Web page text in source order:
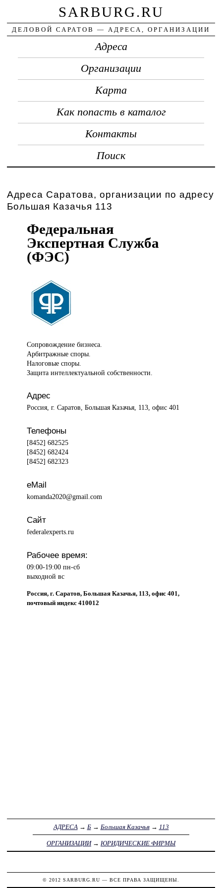
SARBURG.RU
ДЕЛОВОЙ САРАТОВ — АДРЕСА, ОРГАНИЗАЦИИ
Адреса
Организации
Карта
Как попасть в каталог
Контакты
Поиск
Адреса Саратова, организации по адресу
Большая Казачья 113
Федеральная
Экспертная Служба
(ФЭС)
Сопровождение бизнеса.
Арбитражные споры.
Налоговые споры.
Защита интеллектуальной собственности.
Адрес
Россия, г. Саратов, Большая Казачья, 113, офис 401
Телефоны
[8452] 682525
[8452] 682424
[8452] 682323
eMail
komanda2020@gmail.com
Сайт
federalexperts.ru
Рабочее время:
09:00-19:00 пн-сб
выходной вс
Россия, г. Саратов, Большая Казачья, 113, офис 401,
почтовый индекс 410012
АДРЕСА→ Б→ Большая Казачья→ 113
ОРГАНИЗАЦИИ→ ЮРИДИЧЕСКИЕ ФИРМЫ
© 2012 SARBURG.RU — ВСЕ ПРАВА ЗАЩИЩЕНЫ.